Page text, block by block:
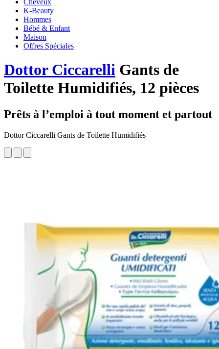
Cheveux
K-Beauty
Hommes
Bébé & Enfant
Maison
Offres Spéciales
Dottor Ciccarelli Gants de
Toilette Humidifiés, 12 pièces
Prêts à l’emploi à tout moment et partout
Dottor Ciccarelli Gants de Toilette Humidifiés